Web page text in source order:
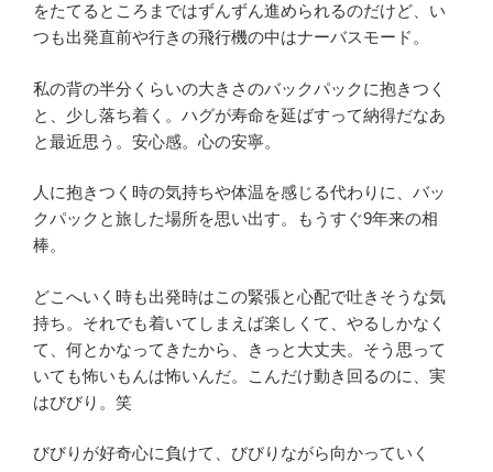
をたてるところまではずんずん進められるのだけど、い
つも出発直前や行きの飛行機の中はナーバスモード。
私の背の半分くらいの大きさのバックパックに抱きつく
と、少し落ち着く。ハグが寿命を延ばすって納得だなあ
と最近思う。安心感。心の安寧。
人に抱きつく時の気持ちや体温を感じる代わりに、バッ
クパックと旅した場所を思い出す。もうすぐ9年来の相
棒。
どこへいく時も出発時はこの緊張と心配で吐きそうな気
持ち。それでも着いてしまえば楽しくて、やるしかなく
て、何とかなってきたから、きっと大丈夫。そう思って
いても怖いもんは怖いんだ。こんだけ動き回るのに、実
はびびり。笑
びびりが好奇心に負けて、びびりながら向かっていく